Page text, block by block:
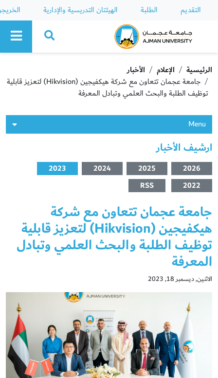
التقديم الطلبة الهيئتان التدريسية والإدارية
Ajman University
الرئيسية الإعلام
الأخبار
جامعة عجمان تتعاون مع شركة هيكفيجين (Hikvision) لتعزيز قابلية
توظيف الطلبة والبحث العلمي وتبادل المعرفة
Menu
ارشيف الأخبار
2026
2025
2024
2023
2022
RSS
جامعة عجمان تتعاون مع شركة
هيكفيجين (Hikvision) لتعزيز قابلية
توظيف الطلبة والبحث العلمي وتبادل
المعرفة
الاثنين, ديسمبر 18, 2023